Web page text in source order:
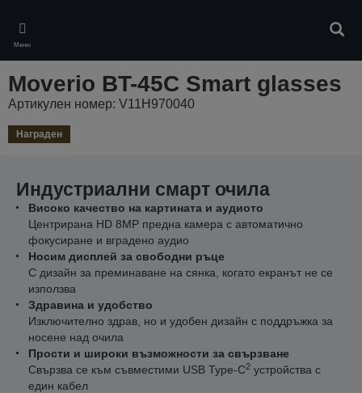
main
content
Меню
Moverio BT-45C Smart glasses
Артикулен номер: V11H970040
Награден
Индустриални смарт очила
Високо качество на картината и аудиото
Центрирана HD 8MP предна камера с автоматично
фокусиране и вградено аудио
Носим дисплей за свободни ръце
С дизайн за преминаване на сянка, когато екранът не се
използва
Здравина и удобство
Изключително здрав, но и удобен дизайн с поддръжка за
носене над очила
Прости и широки възможности за свързване
Свързва се към съвместими USB Type-C2 устройства с
един кабел